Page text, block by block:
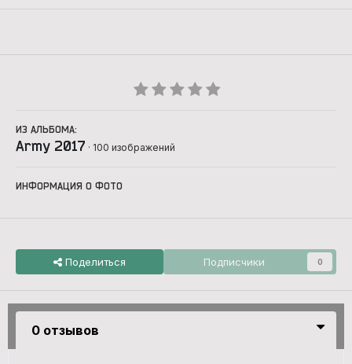
ИЗ АЛЬБОМА:
Army 2017 · 100 изображений
ИНФОРМАЦИЯ О ФОТО
Поделиться Подписчики 0
0 отзывов